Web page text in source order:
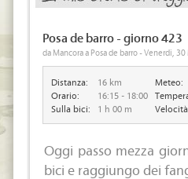
Posa de barro - giorno 423
da Mancora a Posa de barro - Venerdi,
Distanza:
Orario:
Sulla bici:
16 km
16:15 - 18:00
1 h 00 m
Meteo:
Oggi passo mezza
bici e raggiungo dei